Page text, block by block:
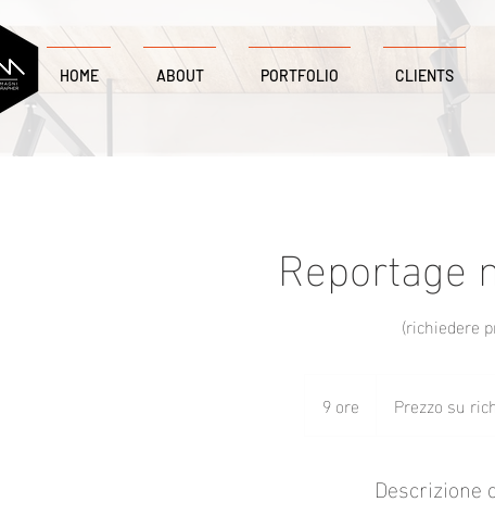
HOME ABOUT PORTFOLIO CLIENTS
Reportage
(richiedere
9 ore
richiesta
Prezzo su
Descrizione